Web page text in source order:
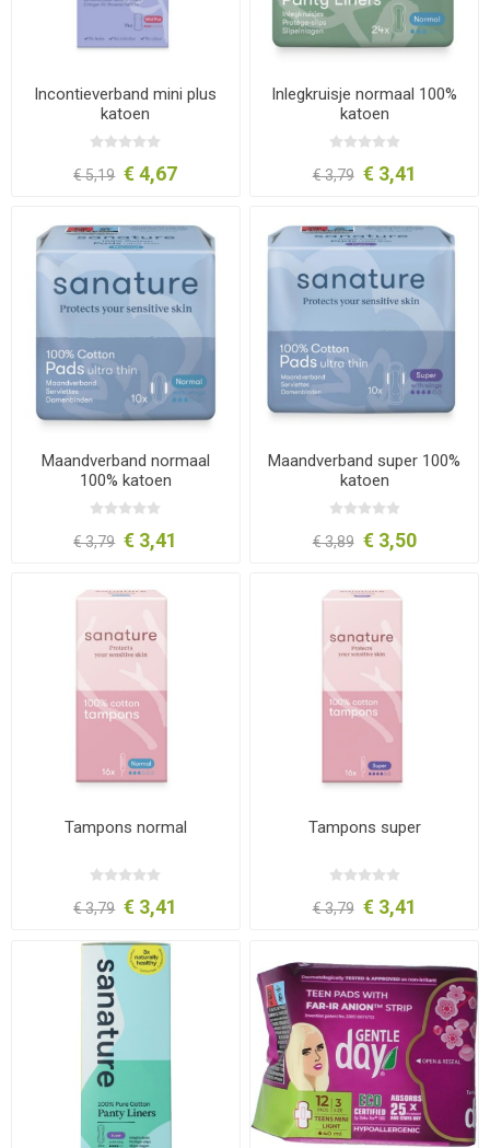
Incontieverband mini plus
katoen
€ 5,19 € 4,67
Inlegkruisje normaal 100%
katoen
€ 3,79 € 3,41
Maandverband normaal
100% katoen
€ 3,79 € 3,41
Maandverband super 100%
katoen
€ 3,89 € 3,50
Tampons normal
€ 3,79 € 3,41
Tampons super
€ 3,79 € 3,41